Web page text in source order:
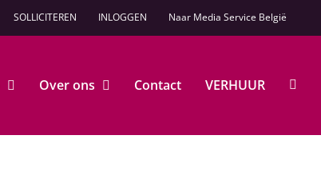
SOLLICITEREN INLOGGEN Naar Media Service België
Over ons Contact VERHUUR